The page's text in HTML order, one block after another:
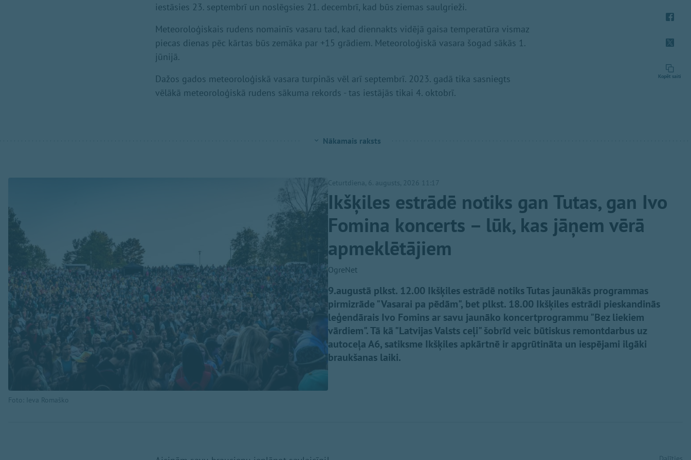
iestāsies 23. septembrī un noslēgsies 21. decembrī, kad būs ziemas saulgrieži.
Meteoroloģiskais rudens nomainīs vasaru tad, kad diennakts vidējā gaisa temperatūra vismaz
piecas dienas pēc kārtas būs zemāka par +15 grādiem. Meteoroloģiskā vasara šogad sākās 1.
jūnijā.
Dažos gados meteoroloģiskā vasara turpinās vēl arī septembrī. 2023. gadā tika sasniegts
vēlākā meteoroloģiskā rudens sākuma rekords - tas iestājās tikai 4. oktobrī.
Kopēt saiti
Nākamais raksts
Foto: Ieva Romaško
Ceturtdiena, 6. augusts, 2026 11:17
Ikšķiles estrādē notiks gan Tutas, gan Ivo
Fomina koncerts – lūk, kas jāņem vērā
apmeklētājiem
OgreNet
9.augustā plkst. 12.00 Ikšķiles estrādē notiks Tutas jaunākās programmas
pirmizrāde "Vasarai pa pēdām", bet plkst. 18.00 Ikšķiles estrādi pieskandinās
leģendārais Ivo Fomins ar savu jaunāko koncertprogrammu "Bez liekiem
vārdiem". Tā kā "Latvijas Valsts ceļi" šobrīd veic būtiskus remontdarbus uz
autoceļa A6, satiksme Ikšķiles apkārtnē ir apgrūtināta un iespējami ilgāki
braukšanas laiki.